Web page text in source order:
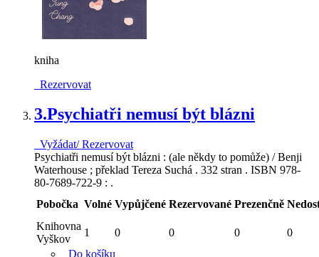
kniha
Rezervovat
3.Psychiatři nemusí být blázni
Vyžádat/ Rezervovat
Psychiatři nemusí být blázni : (ale někdy to pomůže) / Benji
Waterhouse ; překlad Tereza Suchá . 332 stran . ISBN 978-
80-7689-722-9 : .
Pobočka Volné Vypůjčené Rezervované Prezenčně
Knihovna
Vyškov
1 0 0 0
0
Do košíku